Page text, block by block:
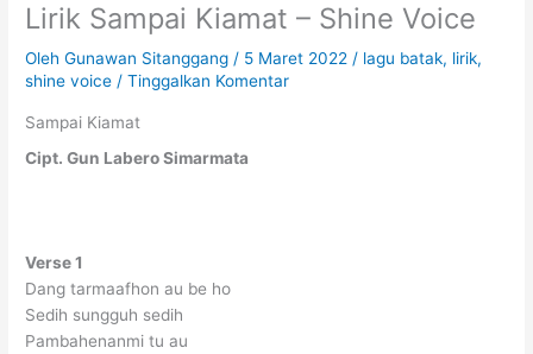
Lirik Sampai Kiamat – Shine Voice
OlehGunawan Sitanggang / 5 Maret 2022 / lagu batak, lirik,
shine voice /Tinggalkan Komentar
Sampai Kiamat
Cipt. Gun Labero Simarmata
Verse 1
Dang tarmaafhon au be ho
Sedih sungguh sedih
Pambahenanmi tu au